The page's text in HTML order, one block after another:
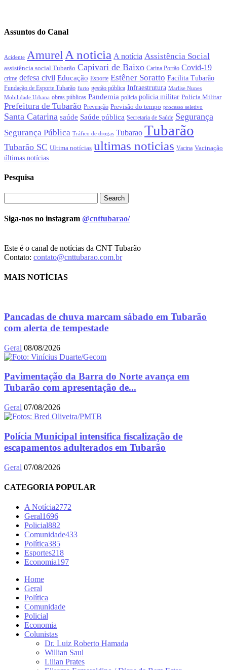
Assuntos do Canal
Acidente Amurel A noticia A notícia Assistência Social
assistência social Tubarão Capivari de Baixo Carina Portão Covid-19
crime defesa civil Educação Esporte Estêner Soratto Facilita Tubarão
Fundação de Esporte Tubarão furto gestão pública Infraestrutura Marlise Nunes
Mobilidade Urbana obras públicas Pandemia policia policia militar Polícia Militar
Prefeitura de Tubarão Prevenção Previsão do tempo processo seletivo
Santa Catarina saúde Saúde pública Secretaria de Saúde Segurança
Segurança Pública Tráfico de drogas Tubarao Tubarão
Tubarão SC Ultima notícias ultimas noticias Vacina Vacinação
últimas notícias
Pesquisa
Siga-nos no instagram @cnttubarao/
Este é o canal de notícias da CNT Tubarão
Contato: contato@cnttubarao.com.br
MAIS NOTÍCIAS
Pancadas de chuva marcam sábado em Tubarão
com alerta de tempestade
Geral 08/08/2026
Pavimentação da Barra do Norte avança em
Tubarão com apresentação de...
Geral 07/08/2026
Polícia Municipal intensifica fiscalização de
escapamentos adulterados em Tubarão
Geral 07/08/2026
CATEGORIA POPULAR
A Notícia2772
Geral1696
Policial882
Comunidade433
Política385
Esportes218
Economia197
Home
Geral
Política
Comunidade
Policial
Economia
Colunistas
Dr. Luiz Roberto Hamada
Willian Saul
Lilian Prates